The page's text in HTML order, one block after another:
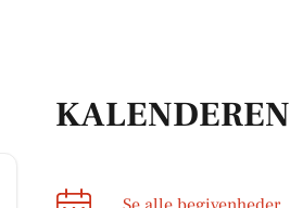
KALENDEREN